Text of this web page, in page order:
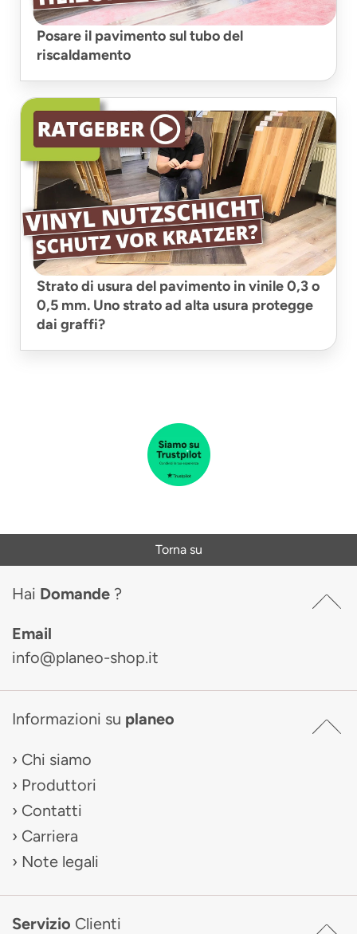
Posare il pavimento sul tubo del
riscaldamento
Strato di usura del pavimento in vinile 0,3 o
0,5 mm. Uno strato ad alta usura protegge
dai graffi?
Torna su
Hai Domande ?
Email
info@planeo-shop.it
Informazioni su planeo
Chi siamo
Produttori
Contatti
Carriera
Note legali
Servizio Clienti